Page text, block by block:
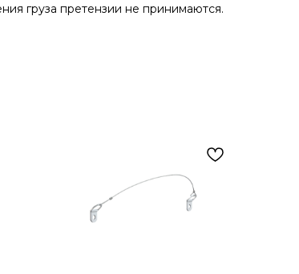
груза претензии не принимаются.